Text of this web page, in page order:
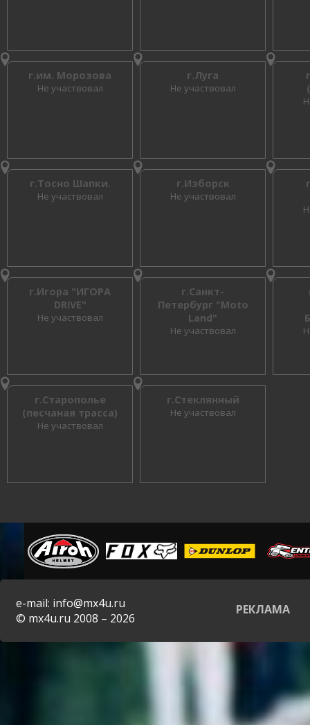
г.им. Морозова
Не участвовал
г.Луга
Не участвовал
г.Тосно Шапки.
Не участвовал
г.Изборск
Не участвовал
г.Игора "ИГОРА
DRIVE"
Не участвовал
г.Санкт-
Петербург "Moto
Land"
Не участвовал
г.Старополье
(песчаная трасса)
Не участвовал
г.Стеклянный
Не участвовал
e-mail: info@mx4u.ru
© mx4u.ru 2008 – 2026
РЕКЛАМА